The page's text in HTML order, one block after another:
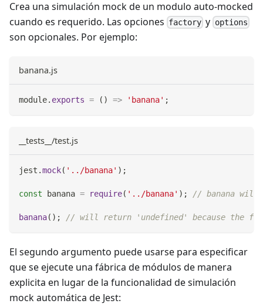
Crea una simulación mock de un modulo auto-mocked
cuando es requerido. Las opciones factory y options
son opcionales. Por ejemplo:
banana.js
module. exports = ( ) => 'banana' ;
__tests__/test.js
jest .mock( '../banana' ) ;
const banana = require( '../banana' ) ; // banana will
banana( ) ; // will return 'undefined' because the
El segundo argumento puede usarse para especificar
que se ejecute una fábrica de módulos de manera
explicita en lugar de la funcionalidad de simulación
mock automática de Jest: